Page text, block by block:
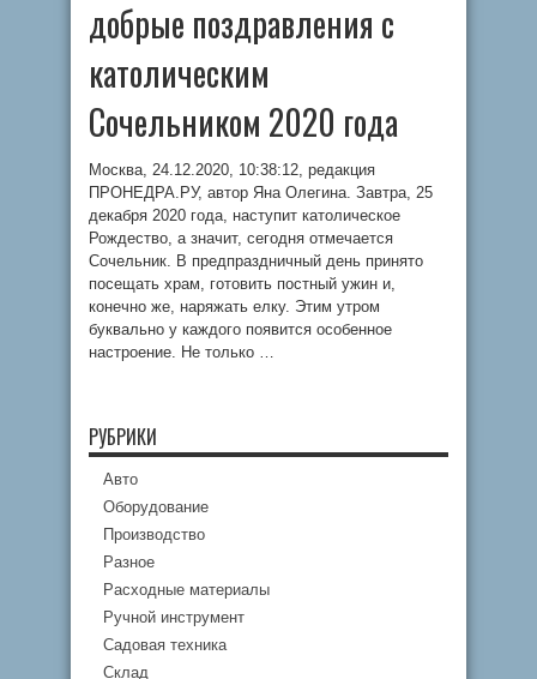
добрые поздравления с
католическим
Сочельником 2020 года
Москва, 24.12.2020, 10:38:12, редакция
ПРОНЕДРА.РУ, автор Яна Олегина. Завтра, 25
декабря 2020 года, наступит католическое
Рождество, а значит, сегодня отмечается
Сочельник. В предпраздничный день принято
посещать храм, готовить постный ужин и,
конечно же, наряжать елку. Этим утром
буквально у каждого появится особенное
настроение. Не только …
РУБРИКИ
Авто
Оборудование
Производство
Разное
Расходные материалы
Ручной инструмент
Садовая техника
Склад